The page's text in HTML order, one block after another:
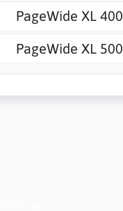
PageWide XL
PageWide XL